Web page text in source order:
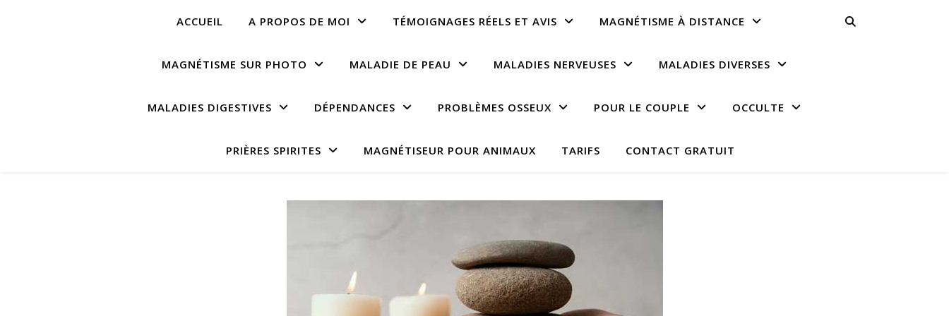
ACCUEIL A PROPOS DE MOI TÉMOIGNAGES RÉELS ET AVIS MAGNÉTISME À DISTANCE
MAGNÉTISME SUR PHOTO MALADIE DE PEAU MALADIES NERVEUSES MALADIES DIVERSES
MALADIES DIGESTIVES DÉPENDANCES PROBLÈMES OSSEUX POUR LE COUPLE OCCULTE
PRIÈRES SPIRITES MAGNÉTISEUR POUR ANIMAUX TARIFS CONTACT GRATUIT